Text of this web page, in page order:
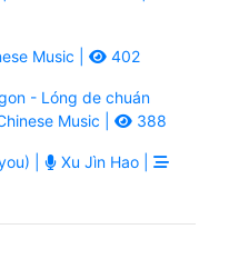
Music | 402
- Lóng de chuán
Music | 388
|
Xu Jìn Hao |